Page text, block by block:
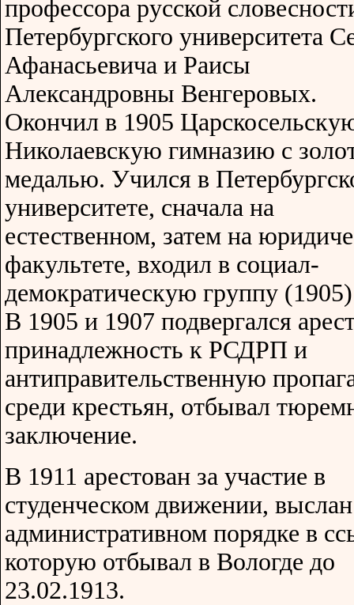
профессора русской
Петербургского университета
Афанасьевича и Раисы
Александровны Венгеровых.
Окончил в 1905
Николаевскую гимназию с
медалью. Учился в
университете, сначала на
естественном, затем на
факультете, входил в социал-
демократическую группу
В 1905 и 1907 подвергался
принадлежность к РСДРП и
антиправительственную
среди крестьян, отбывал
заключение.
В 1911 арестован за участие в
студенческом движении,
административном порядке в
которую отбывал в Вологде до
23.02.1913.